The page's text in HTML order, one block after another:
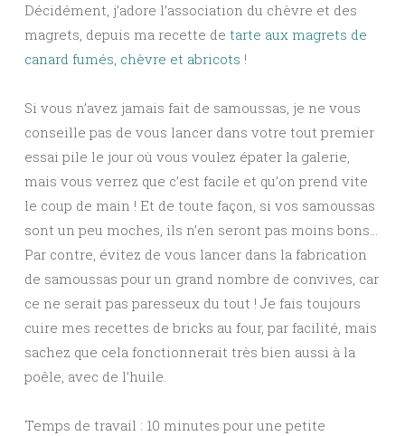
Décidément, j’adore l’association du chèvre et des
magrets, depuis ma recette de tarte aux magrets de
canard fumés, chèvre et abricots !
Si vous n’avez jamais fait de samoussas, je ne vous
conseille pas de vous lancer dans votre tout premier
essai pile le jour où vous voulez épater la galerie,
mais vous verrez que c’est facile et qu’on prend vite
le coup de main ! Et de toute façon, si vos samoussas
sont un peu moches, ils n’en seront pas moins bons…
Par contre, évitez de vous lancer dans la fabrication
de samoussas pour un grand nombre de convives, car
ce ne serait pas paresseux du tout ! Je fais toujours
cuire mes recettes de bricks au four, par facilité, mais
sachez que cela fonctionnerait très bien aussi à la
poêle, avec de l’huile.
Temps de travail : 10 minutes pour une petite